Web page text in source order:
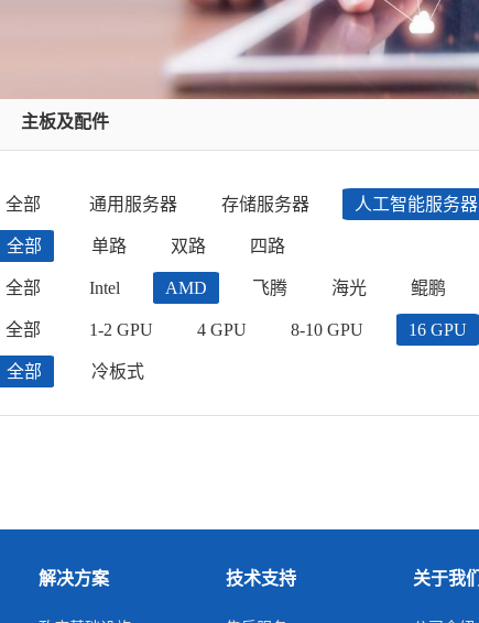
主板及配件
全部 通用服务器 存储服务器 人工智能服务器
全部 单路 双路 四路
全部 Intel AMD 飞腾 海光 鲲鹏
全部 1-2 GPU 4 GPU 8-10 GPU 16 GPU
全部 冷板式
解决方案 技术支持 关于我们